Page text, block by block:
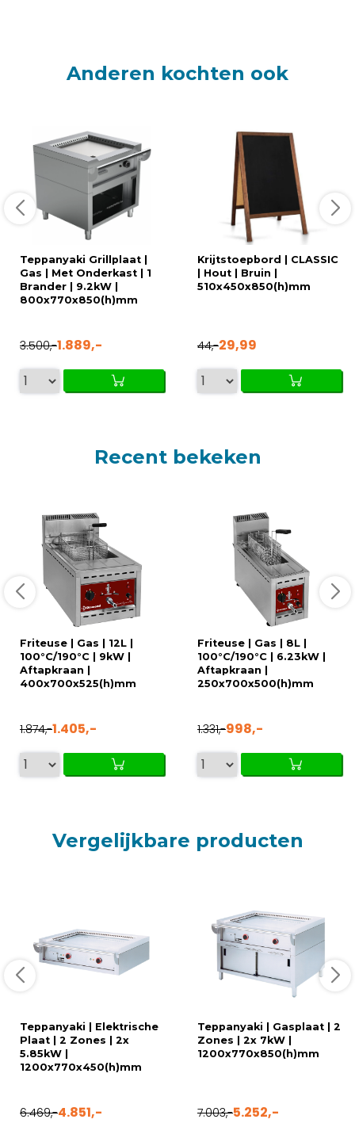
Anderen kochten ook
Teppanyaki Grillplaat |
Gas | Met Onderkast | 1
Brander | 9.2kW |
800x770x850(h)mm
3.500,-1.889,-
Krijtstoepbord | CLASSIC
| Hout | Bruin |
510x450x850(h)mm
44,-29,99
Recent bekeken
Friteuse | Gas | 12L |
100°C/190°C | 9kW |
Aftapkraan |
400x700x525(h)mm
1.874,-1.405,-
Friteuse | Gas | 8L |
100°C/190°C | 6.23kW |
Aftapkraan |
250x700x500(h)mm
1.331,-998,-
Vergelijkbare producten
Teppanyaki | Elektrische
Plaat | 2 Zones | 2x
5.85kW |
1200x770x450(h)mm
6.469,-4.851,-
Teppanyaki | Gasplaat | 2
Zones | 2x 7kW |
1200x770x850(h)mm
7.003,-5.252,-